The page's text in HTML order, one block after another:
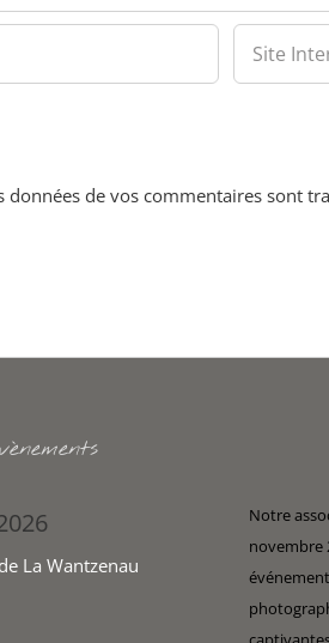
données de vos commentaires sont
La Wantzenau
Notre
novembre